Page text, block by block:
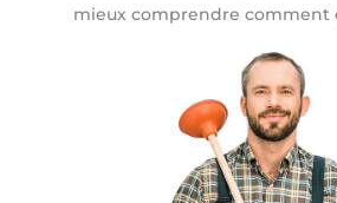
mieux comprendre comment